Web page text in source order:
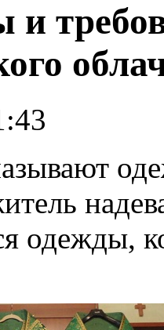
и
одежды,